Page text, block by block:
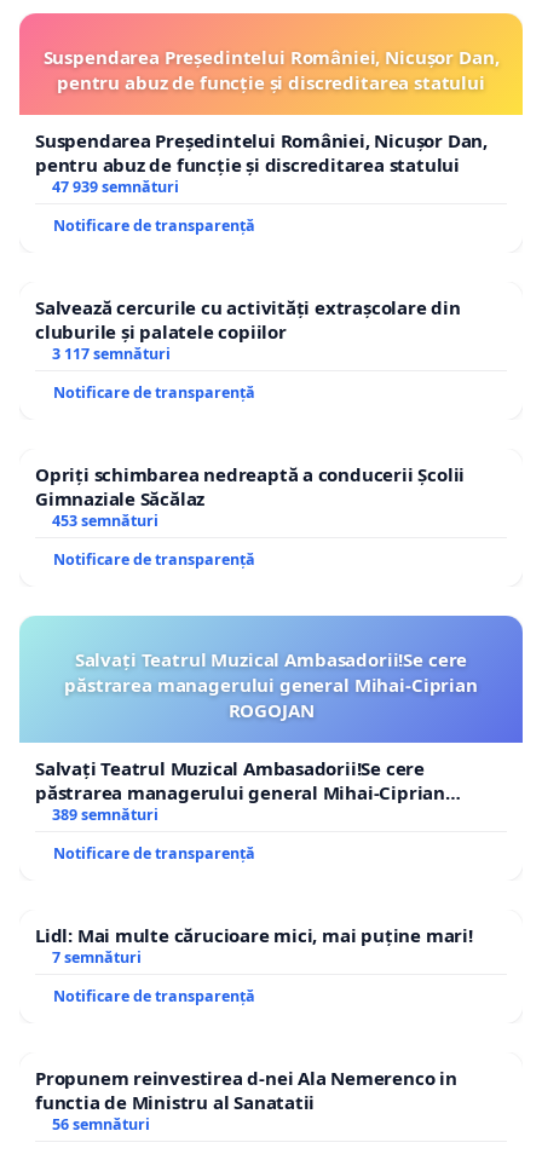
Suspendarea Președintelui României, Nicușor Dan,
pentru abuz de funcție și discreditarea statului
Suspendarea Președintelui României, Nicușor Dan,
pentru abuz de funcție și discreditarea statului
47 939 semnături
Notificare de transparență
Salvează cercurile cu activități extrașcolare din
cluburile și palatele copiilor
3 117 semnături
Notificare de transparență
Opriți schimbarea nedreaptă a conducerii Școlii
Gimnaziale Săcălaz
453 semnături
Notificare de transparență
Salvați Teatrul Muzical Ambasadorii!Se cere
păstrarea managerului general Mihai-Ciprian
ROGOJAN
Salvați Teatrul Muzical Ambasadorii!Se cere
păstrarea managerului general Mihai-Ciprian
ROGOJAN
389 semnături
Notificare de transparență
Lidl: Mai multe cărucioare mici, mai puține mari!
7 semnături
Notificare de transparență
Propunem reinvestirea d-nei Ala Nemerenco in
functia de Ministru al Sanatatii
56 semnături